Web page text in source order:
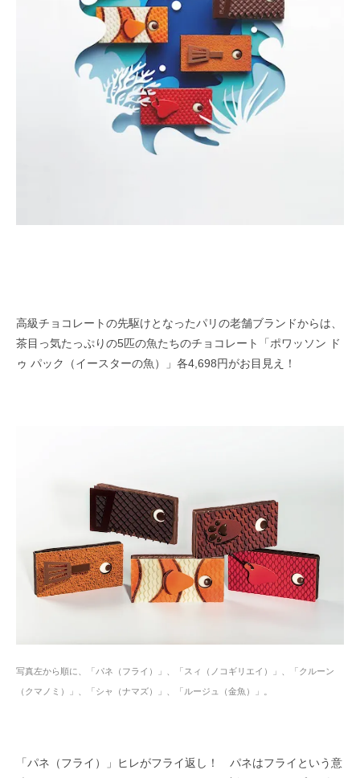
高級チョコレートの先駆けとなったパリの老舗ブランドからは、
茶目っ気たっぷりの5匹の魚たちのチョコレート「ポワッソン ド
ゥ パック（イースターの魚）」各4,698円がお目見え！
写真左から順に、「パネ（フライ）」、「スィ（ノコギリエイ）」、「クルーン
（クマノミ）」、「シャ（ナマズ）」、「ルージュ（金魚）」。
「パネ（フライ）」ヒレがフライ返し！ パネはフライという意